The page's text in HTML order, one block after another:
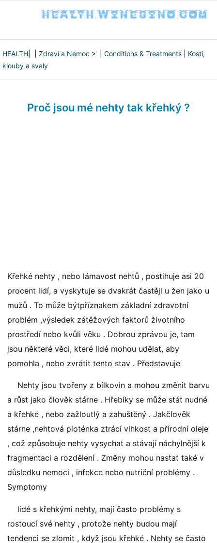
HEALTH Zdraví a Nemoc > | Conditions & Treatments
Kosti,
klouby a svaly
Proč jsou mé nehty tak křehký ?
Křehké nehty , nebo lámavost nehtů , postihuje asi 20
procent lidí, a vyskytuje se dvakrát častěji u žen jako u
mužů . To může býtpříznakem základní zdravotní
problém ,výsledek zátěžových faktorů životního
prostředí nebo kvůli věku . Dobrou zprávou je, tam
jsou některé věci, které lidé mohou udělat, aby
pomohla , nebo zvrátit tento stav . Představuje
Nehty jsou tvořeny z bílkovin a mohou změnit barvu
a růst jako člověk stárne . Hřebíky se může stát nudné
a křehké , nebo zažloutlý a zahuštěný . Jakčlověk
stárne ,nehtová ploténka ztrácí vlhkost a přírodní oleje
, což způsobuje nehty vysychat a stávají náchylnější k
fragmentaci a rozdělení . Změny mohou nastat také v
důsledku nemoci , infekce nebo nutriční problémy .
Symptomy
lidé s křehkými nehty, mají často problémy s
rostoucí své nehty , protože nehty budou mají
tendenci se zlomit , když jsou křehké . Nehty se často